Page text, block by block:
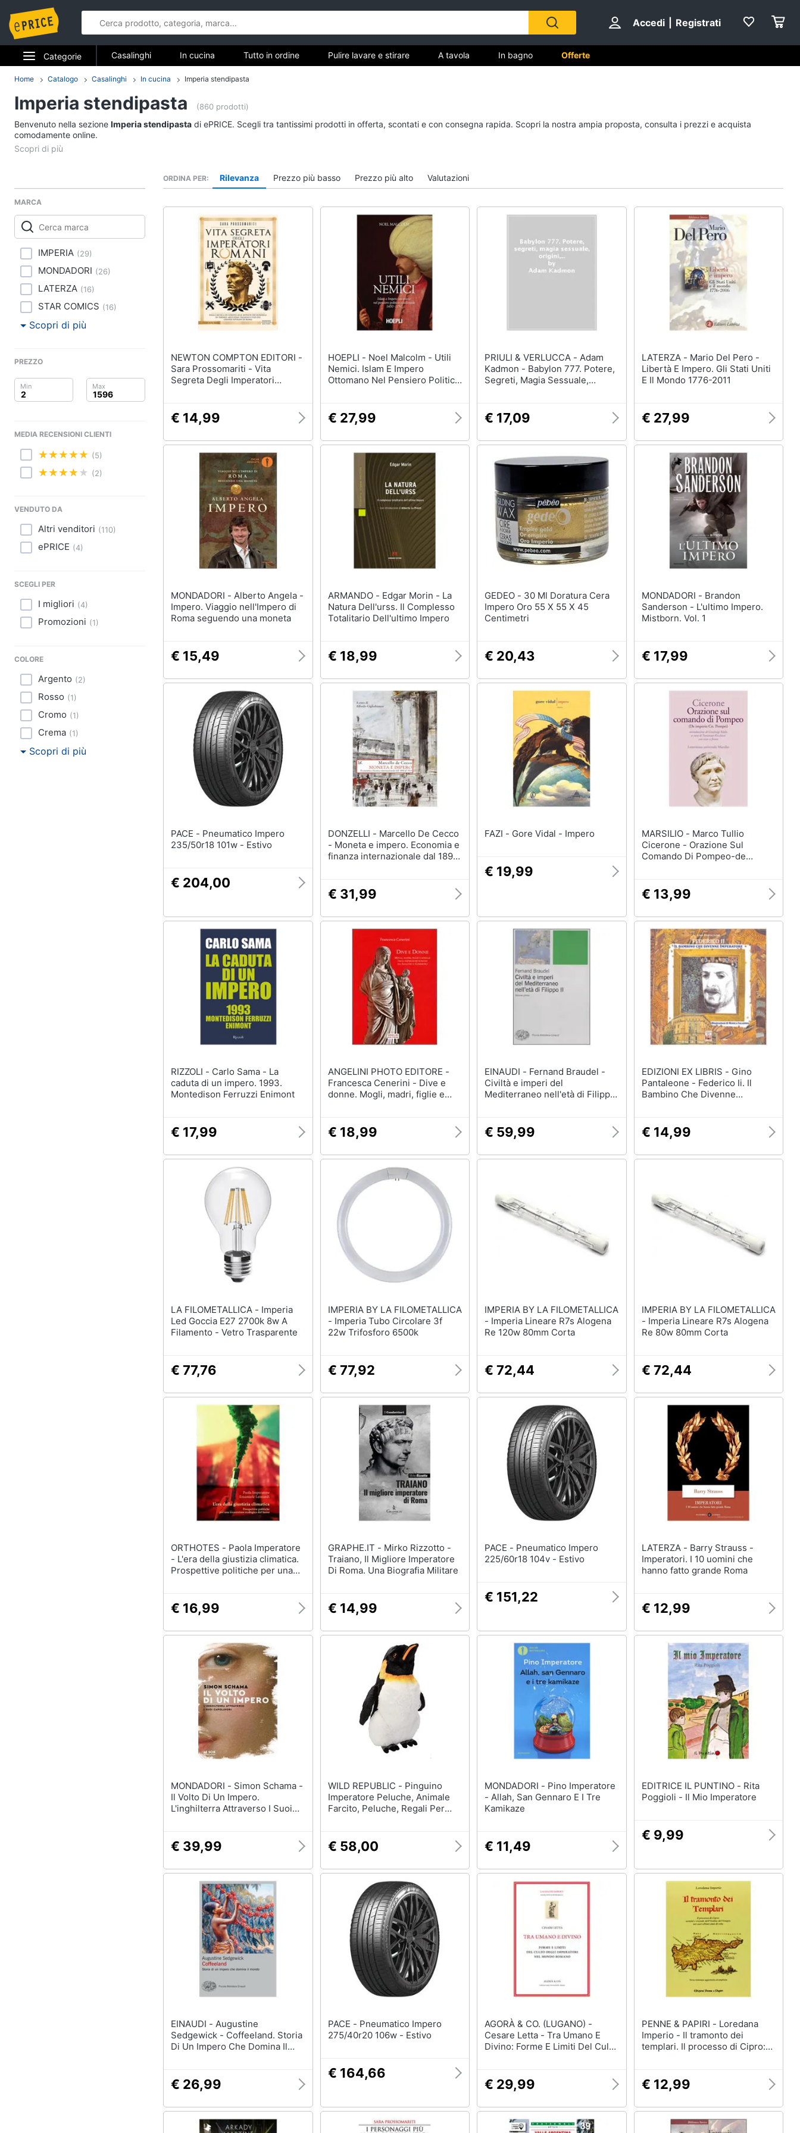
Accedi Registrati
Categorie
Elettrodomestici
Informatica
Telefonia
Smart home
Videogiochi
Audio e musica
Clima
Arredo
Brico e Giardinaggio
Giocattoli
Fotografia
Abbigliamento
Sport
Motori
Libri, cd e dvd
Casalinghi
Montalatte elettrico
Vedi tutti
Pattumiera differenziata
Vedi tutti
Stendibiancheria
Vedi tutti
Bicchieri
Vedi tutti
In bagno
Portabiancheria
Porta asciugamani
Asciugamani
Asciugamani elettrici
Casalinghi In cucina Tutto in ordine Pulire lavare e stirare A tavola In bagno Offerte
Home Catalogo Casalinghi In cucina Imperia stendipasta
Imperia stendipasta (860 prodotti)
Benvenuto nella sezione Imperia stendipasta di ePRICE. Scegli tra tantissimi prodotti in offerta, scontati e con consegna rapida. Scopri la nostra ampia proposta, consulta i prezzi e acquista
comodamente online.
MARCA
IMPERIA (29)
MONDADORI (26)
LATERZA (16)
STAR COMICS (16)
Scopri di più
PREZZO
MEDIA RECENSIONI CLIENTI
(5)
(2)
VENDUTO DA
Altri venditori (110)
ePRICE (4)
SCEGLI PER
I migliori (4)
Promozioni (1)
COLORE
Argento (2)
Rosso (1)
Cromo (1)
Crema (1)
Scopri di più
ORDINA PER Rilevanza Prezzo più basso Prezzo più alto Valutazioni
NEWTON COMPTON EDITORI -
Sara Prossomariti - Vita
Segreta Degli Imperatori
Bordelli Di Tiberio: Abitudini,
Passioni E Vizi Dei Grandi
€ 14,99
HOEPLI - Noel Malcolm - Utili
Nemici. Islam E Impero
Ottomano Nel Pensiero Politico
€ 27,99
PRIULI & VERLUCCA - Adam
Kadmon - Babylon 777. Potere,
Segreti, Magia Sessuale,
Esoterici
€ 17,09
LATERZA - Mario Del Pero -
Libertà E Impero. Gli Stati Uniti
E Il Mondo 1776-2011
€ 27,99
MONDADORI - Alberto Angela -
Impero. Viaggio nell'Impero di
Roma seguendo una moneta
€ 15,49
ARMANDO - Edgar Morin - La
Natura Dell'urss. Il Complesso
Totalitario Dell'ultimo Impero
€ 18,99
GEDEO - 30 Ml Doratura Cera
Impero Oro 55 X 55 X 45
Centimetri
€ 20,43
MONDADORI - Brandon
Sanderson - L'ultimo Impero.
Mistborn. Vol. 1
€ 17,99
PACE - Pneumatico Impero
235/50r18 101w - Estivo
€ 204,00
DONZELLI - Marcello De Cecco
- Moneta e impero. Economia e
finanza internazionale dal 1890
€ 31,99
FAZI - Gore Vidal - Impero
€ 19,99
MARSILIO - Marco Tullio
Cicerone - Orazione Sul
Comando Di Pompeo-de
€ 13,99
RIZZOLI - Carlo Sama - La
caduta di un impero. 1993.
Montedison Ferruzzi Enimont
€ 17,99
ANGELINI PHOTO EDITORE -
Francesca Cenerini - Dive e
donne. Mogli, madri, figlie e
€ 18,99
EINAUDI - Fernand Braudel -
Civiltà e imperi del
Mediterraneo nell'età di Filippo
€ 59,99
EDIZIONI EX LIBRIS - Gino
Pantaleone - Federico Ii. Il
Bambino Che Divenne
€ 14,99
LA FILOMETALLICA - Imperia
Led Goccia E27 2700k 8w A
Filamento - Vetro Trasparente
€ 77,76
IMPERIA BY LA FILOMETALLICA
- Imperia Tubo Circolare 3f
22w Trifosforo 6500k
€ 77,92
IMPERIA BY LA FILOMETALLICA
- Imperia Lineare R7s Alogena
Re 120w 80mm Corta
€ 72,44
IMPERIA BY LA FILOMETALLICA
- Imperia Lineare R7s Alogena
Re 80w 80mm Corta
€ 72,44
ORTHOTES - Paola Imperatore
- L'era della giustizia climatica.
Prospettive politiche per una
€ 16,99
GRAPHE.IT - Mirko Rizzotto -
Traiano, Il Migliore Imperatore
Di Roma. Una Biografia Militare
€ 14,99
PACE - Pneumatico Impero
225/60r18 104v - Estivo
€ 151,22
LATERZA - Barry Strauss -
Imperatori. I 10 uomini che
hanno fatto grande Roma
€ 12,99
MONDADORI - Simon Schama -
Il Volto Di Un Impero.
L'inghilterra Attraverso I Suoi
€ 39,99
WILD REPUBLIC - Pinguino
Imperatore Peluche, Animale
Farcito, Peluche, Regali Per
€ 58,00
MONDADORI - Pino Imperatore
- Allah, San Gennaro E I Tre
Kamikaze
€ 11,49
EDITRICE IL PUNTINO - Rita
Poggioli - Il Mio Imperatore
€ 9,99
EINAUDI - Augustine
Sedgewick - Coffeeland. Storia
Di Un Impero Che Domina Il
€ 26,99
PACE - Pneumatico Impero
275/40r20 106w - Estivo
€ 164,66
AGORÀ & CO. (LUGANO) -
Cesare Letta - Tra Umano E
Divino: Forme E Limiti Del Culto
€ 29,99
PENNE & PAPIRI - Loredana
Imperio - Il tramonto dei
templari. Il processo di Cipro:
€ 12,99